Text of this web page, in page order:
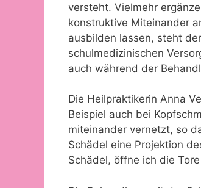
versteht. Vielmehr
konstruktive Miteinander
ausbilden lassen, steht
schulmedizinischen
auch während der
Die Heilpraktikerin Anna
Beispiel auch bei
miteinander vernetzt, so
Schädel eine Projektion
Schädel, öffne ich die